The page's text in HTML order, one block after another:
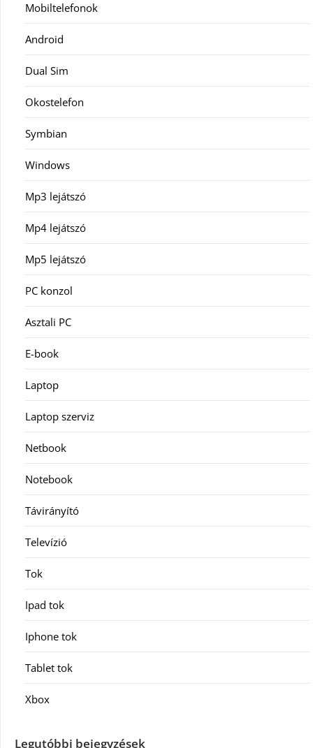
Mobiltelefonok
Android
Dual Sim
Okostelefon
Symbian
Windows
Mp3 lejátszó
Mp4 lejátszó
Mp5 lejátszó
PC konzol
Asztali PC
E-book
Laptop
Laptop szerviz
Netbook
Notebook
Távirányító
Televízió
Tok
Ipad tok
Iphone tok
Tablet tok
Xbox
Legutóbbi bejegyzések